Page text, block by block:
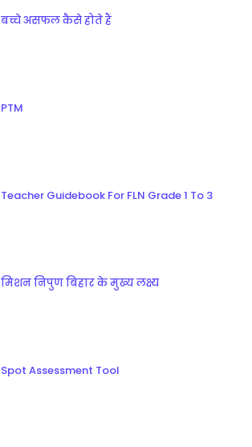
बच्चे असफल कैसे होते हैं
PTM
Teacher Guidebook For FLN Grade 1 To 3
मिशन निपुण बिहार के मुख्य लक्ष्य
Spot Assessment Tool